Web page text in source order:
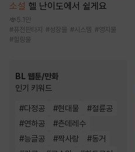
소설 헬 난이도에서 쉴게요
5.1만
#퓨전판타지 #성장물 #시스템 #영지물
# 힐링물
BL 웹툰/만화
인기 키워드
#다정공 #현대물 #절륜공
#연하공 #츤데레수
#능글공 #짝사랑 #동거